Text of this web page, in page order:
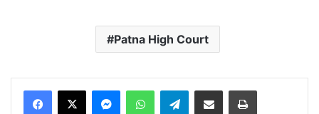
Patna High Court
MessengerWhatsAppTelegramShare via Email Print